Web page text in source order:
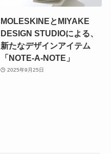
MOLESKINEとMIYAKE
DESIGN STUDIOによる、
新たなデザインアイテム
「NOTE-A-NOTE」
2025年9月25日